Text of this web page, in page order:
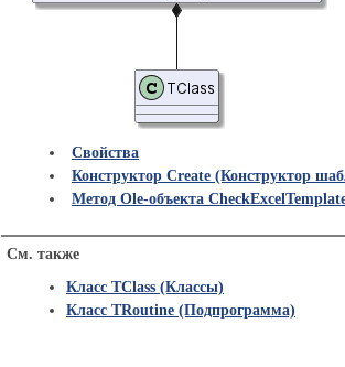
Свойства
Конструктор Create (Конструктор
Метод Ole-объекта
См. также
Класс TClass (Классы)
Класс TRoutine (Подпрограмма)